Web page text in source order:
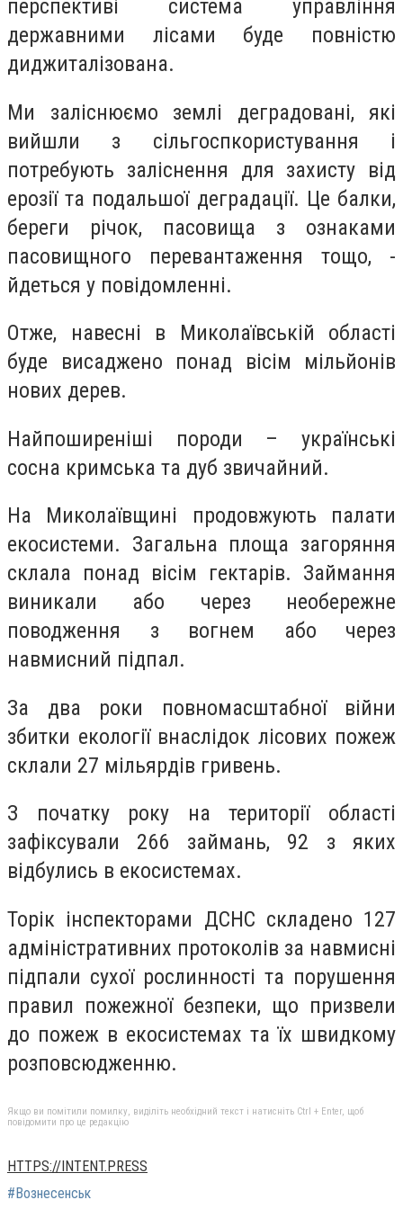
перспективі система управління
державними лісами буде повністю
диджиталізована.
Ми заліснюємо землі деградовані, які
вийшли з сільгоспкористування і
потребують заліснення для захисту від
ерозії та подальшої деградації. Це балки,
береги річок, пасовища з ознаками
пасовищного перевантаження тощо, -
йдеться у повідомленні.
Отже, навесні в Миколаївській області
буде висаджено понад вісім мільйонів
нових дерев.
Найпоширеніші породи – українські
сосна кримська та дуб звичайний.
На Миколаївщині продовжують палати
екосистеми. Загальна площа загоряння
склала понад вісім гектарів. Займання
виникали або через необережне
поводження з вогнем або через
навмисний підпал.
За два роки повномасштабної війни
збитки екології внаслідок лісових пожеж
склали 27 мільярдів гривень.
З початку року на території області
зафіксували 266 займань, 92 з яких
відбулись в екосистемах.
Торік інспекторами ДСНС складено 127
адміністративних протоколів за навмисні
підпали сухої рослинності та порушення
правил пожежної безпеки, що призвели
до пожеж в екосистемах та їх швидкому
розповсюдженню.
Якщо ви помітили помилку, виділіть необхідний текст і натисніть Ctrl + Enter, щоб
повідомити про це редакцію
HTTPS://INTENT.PRESS
#Вознесенськ